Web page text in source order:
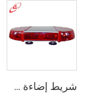
شريط إضاءة صغير بيضوي من نوع LED ذا سطوع عالٍ